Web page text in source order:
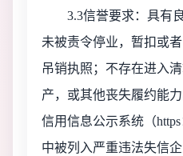
3.3信誉要求：具有
未被责令停业，暂扣或
吊销执照；不存在进入
产，或其他丧失履约能
信用信息公示系统（https
中被列入严重违法失信